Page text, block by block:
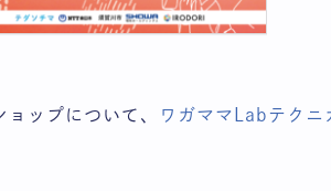
ップについて、
ワガママLabテクニ